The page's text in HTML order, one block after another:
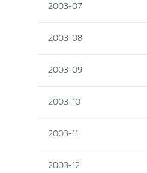
2003-07
2003-08
2003-09
2003-10
2003-11
2003-12